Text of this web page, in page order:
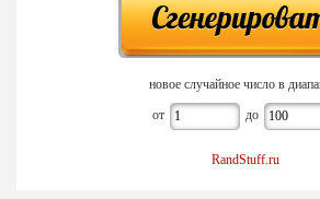
новое случайное число в
от до
RandStuff.ru